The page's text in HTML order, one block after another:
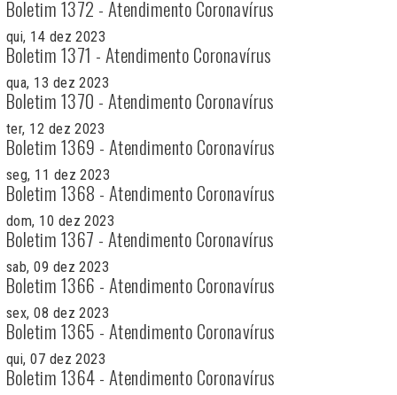
Boletim 1372 - Atendimento Coronavírus
qui, 14 dez 2023
Boletim 1371 - Atendimento Coronavírus
qua, 13 dez 2023
Boletim 1370 - Atendimento Coronavírus
ter, 12 dez 2023
Boletim 1369 - Atendimento Coronavírus
seg, 11 dez 2023
Boletim 1368 - Atendimento Coronavírus
dom, 10 dez 2023
Boletim 1367 - Atendimento Coronavírus
sab, 09 dez 2023
Boletim 1366 - Atendimento Coronavírus
sex, 08 dez 2023
Boletim 1365 - Atendimento Coronavírus
qui, 07 dez 2023
Boletim 1364 - Atendimento Coronavírus